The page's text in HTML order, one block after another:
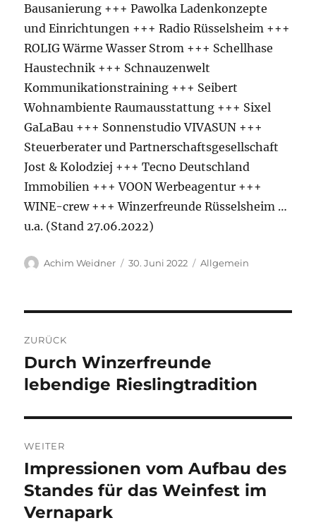
Bausanierung +++ Pawolka Ladenkonzepte
und Einrichtungen +++ Radio Rüsselsheim +++
ROLIG Wärme Wasser Strom +++ Schellhase
Haustechnik +++ Schnauzenwelt
Kommunikationstraining +++ Seibert
Wohnambiente Raumausstattung +++ Sixel
GaLaBau +++ Sonnenstudio VIVASUN +++
Steuerberater und Partnerschaftsgesellschaft
Jost & Kolodziej +++ Tecno Deutschland
Immobilien +++ VOON Werbeagentur +++
WINE-crew +++ Winzerfreunde Rüsselsheim …
u.a. (Stand 27.06.2022)
Autor
Achim Weidner
Veröffentlicht
30. Juni 2022 Kategorien
Allgemein
ZURÜCK
Vorheriger
Beitrag:
Durch Winzerfreunde
lebendige Rieslingtradition
WEITER
Nächster
Beitrag:
Impressionen vom Aufbau des
Standes für das Weinfest im
Vernapark